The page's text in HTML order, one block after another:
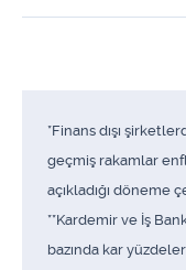
*Finans dışı
geçmiş rakamlar
açıkladığı döneme
**Kardemir ve İş
bazında kar